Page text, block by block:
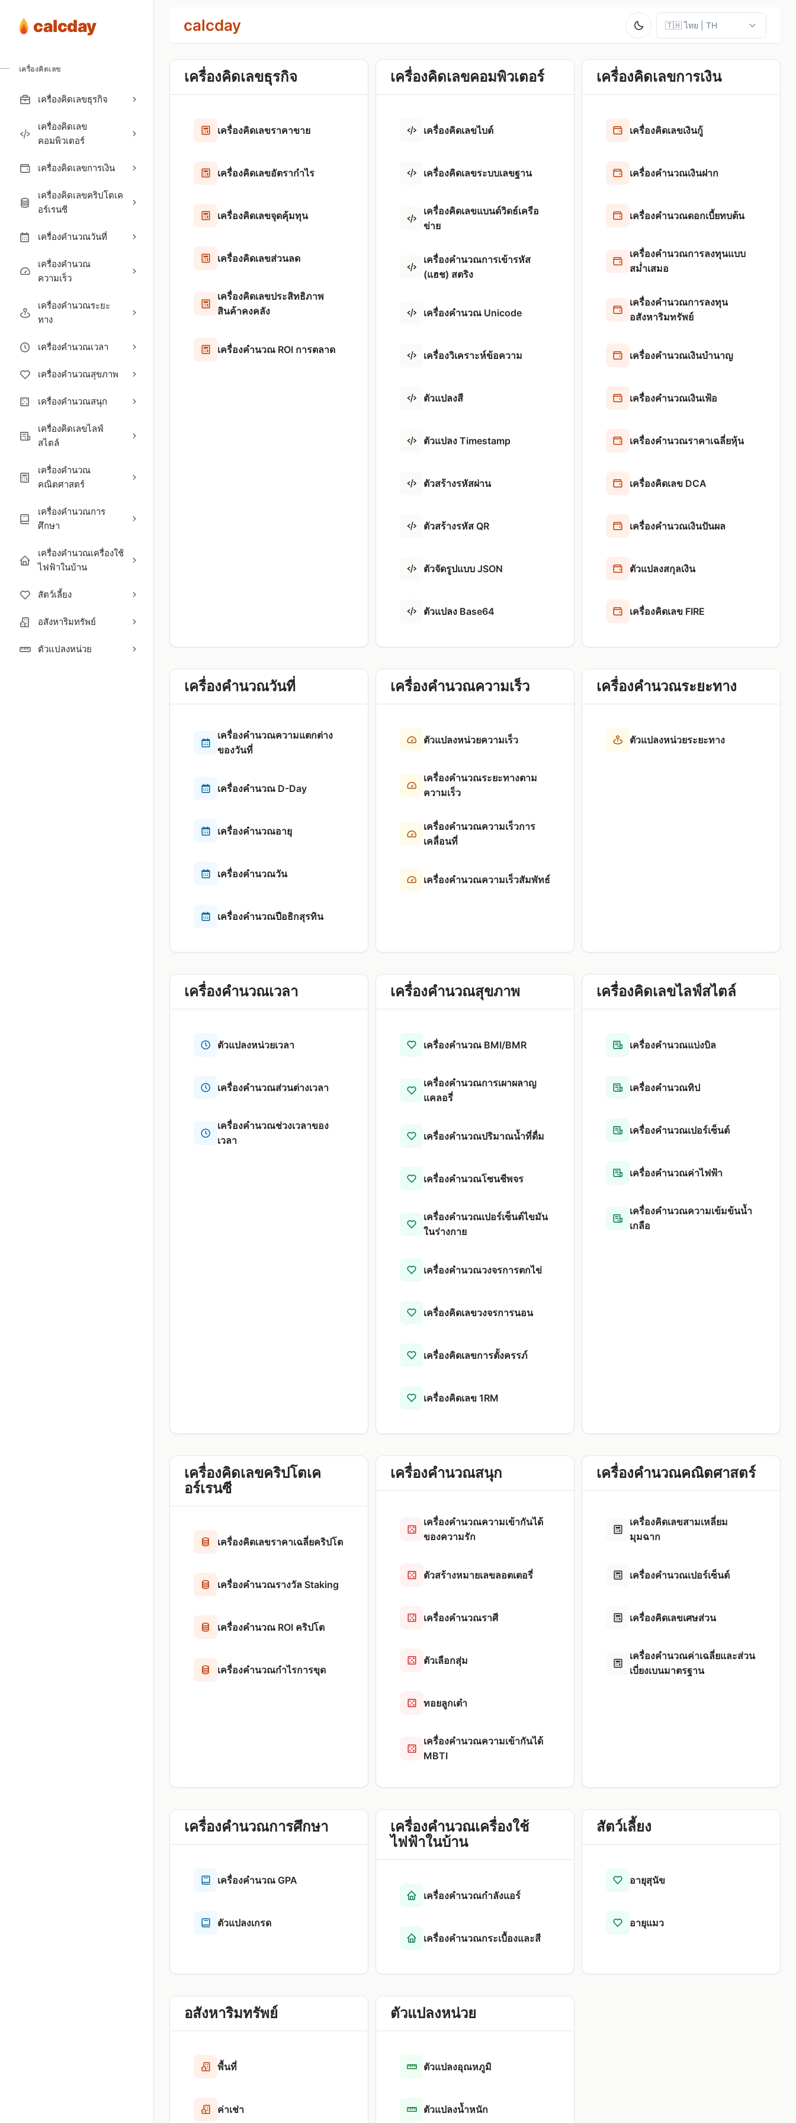
calcday
เครื่องคิดเลข
เครื่องคิดเลขธุรกิจ
เครื่องคิดเลข
คอมพิวเตอร์
เครื่องคิดเลขการเงิน
เครื่องคิดเลขคริปโตเค
อร์เรนซี
เครื่องคำนวณวันที่
เครื่องคำนวณ
ความเร็ว
เครื่องคำนวณระยะ
ทาง
เครื่องคำนวณเวลา
เครื่องคำนวณสุขภาพ
เครื่องคำนวณสนุก
เครื่องคิดเลขไลฟ์
สไตล์
เครื่องคำนวณ
คณิตศาสตร์
เครื่องคำนวณการ
ศึกษา
เครื่องคำนวณเครื่องใช้
ไฟฟ้าในบ้าน
สัตว์เลี้ยง
อสังหาริมทรัพย์
ตัวแปลงหน่วย
calcday
เครื่องคิดเลขธุรกิจ
เครื่องคิดเลขราคาขาย
เครื่องคิดเลขอัตรากำไร
เครื่องคิดเลขจุดคุ้มทุน
เครื่องคิดเลขส่วนลด
เครื่องคิดเลขประสิทธิภาพ
สินค้าคงคลัง
เครื่องคำนวณ ROI การตลาด
เครื่องคิดเลขคอมพิวเตอร์
เครื่องคิดเลขไบต์
เครื่องคิดเลขระบบเลขฐาน
เครื่องคิดเลขแบนด์วิดธ์เครือ
ข่าย
เครื่องคำนวณการเข้ารหัส
(แฮช) สตริง
เครื่องคำนวณ Unicode
เครื่องวิเคราะห์ข้อความ
ตัวแปลงสี
ตัวแปลง Timestamp
ตัวสร้างรหัสผ่าน
ตัวสร้างรหัส QR
ตัวจัดรูปแบบ JSON
ตัวแปลง Base64
เครื่องคิดเลขการเงิน
เครื่องคิดเลขเงินกู้
เครื่องคำนวณเงินฝาก
เครื่องคำนวณดอกเบี้ยทบต้น
เครื่องคำนวณการลงทุนแบบ
สม่ำเสมอ
เครื่องคำนวณการลงทุน
อสังหาริมทรัพย์
เครื่องคำนวณเงินบำนาญ
เครื่องคำนวณเงินเฟ้อ
เครื่องคำนวณราคาเฉลี่ยหุ้น
เครื่องคิดเลข DCA
เครื่องคำนวณเงินปันผล
ตัวแปลงสกุลเงิน
เครื่องคิดเลข FIRE
เครื่องคำนวณวันที่
เครื่องคำนวณความแตกต่าง
ของวันที่
เครื่องคำนวณ D-Day
เครื่องคำนวณอายุ
เครื่องคำนวณวัน
เครื่องคำนวณปีอธิกสุรทิน
เครื่องคำนวณความเร็ว
ตัวแปลงหน่วยความเร็ว
เครื่องคำนวณระยะทางตาม
ความเร็ว
เครื่องคำนวณความเร็วการ
เคลื่อนที่
เครื่องคำนวณความเร็วสัมพัทธ์
เครื่องคำนวณระยะทาง
ตัวแปลงหน่วยระยะทาง
เครื่องคำนวณเวลา
ตัวแปลงหน่วยเวลา
เครื่องคำนวณส่วนต่างเวลา
เครื่องคำนวณช่วงเวลาของ
เวลา
เครื่องคำนวณสุขภาพ
เครื่องคำนวณ BMI/BMR
เครื่องคำนวณการเผาผลาญ
แคลอรี่
เครื่องคำนวณปริมาณน้ำที่ดื่ม
เครื่องคำนวณโซนชีพจร
เครื่องคำนวณเปอร์เซ็นต์ไขมัน
ในร่างกาย
เครื่องคำนวณวงจรการตกไข่
เครื่องคิดเลขวงจรการนอน
เครื่องคิดเลขการตั้งครรภ์
เครื่องคิดเลข 1RM
เครื่องคิดเลขไลฟ์สไตล์
เครื่องคำนวณแบ่งบิล
เครื่องคำนวณทิป
เครื่องคำนวณเปอร์เซ็นต์
เครื่องคำนวณค่าไฟฟ้า
เครื่องคำนวณความเข้มข้นน้ำ
เกลือ
เครื่องคิดเลขคริปโตเค
อร์เรนซี
เครื่องคิดเลขราคาเฉลี่ยคริปโต
เครื่องคำนวณรางวัล Staking
เครื่องคำนวณ ROI คริปโต
เครื่องคำนวณกำไรการขุด
เครื่องคำนวณสนุก
เครื่องคำนวณความเข้ากันได้
ของความรัก
ตัวสร้างหมายเลขลอตเตอรี่
เครื่องคำนวณราศี
ตัวเลือกสุ่ม
ทอยลูกเต๋า
เครื่องคำนวณความเข้ากันได้
MBTI
เครื่องคำนวณคณิตศาสตร์
เครื่องคิดเลขสามเหลี่ยม
มุมฉาก
เครื่องคำนวณเปอร์เซ็นต์
เครื่องคิดเลขเศษส่วน
เครื่องคำนวณค่าเฉลี่ยและส่วน
เบี่ยงเบนมาตรฐาน
เครื่องคำนวณการศึกษา
เครื่องคำนวณ GPA
ตัวแปลงเกรด
เครื่องคำนวณเครื่องใช้
ไฟฟ้าในบ้าน
เครื่องคำนวณกำลังแอร์
เครื่องคำนวณกระเบื้องและสี
สัตว์เลี้ยง
อายุสุนัข
อายุแมว
อสังหาริมทรัพย์
พื้นที่
ค่าเช่า
ตัวแปลงหน่วย
ตัวแปลงอุณหภูมิ
ตัวแปลงน้ำหนัก